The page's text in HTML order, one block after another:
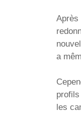
Après
a
les